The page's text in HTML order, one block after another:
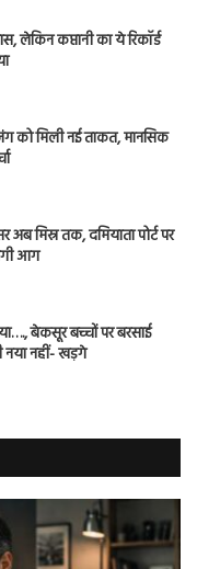
लेकिन कप्तानी का ये रिकॉर्ड
को मिली नई ताकत, मानसिक
अब मिस्र तक, दमियाता पोर्ट पर
आग
बेकसूर बच्चों पर बरसाई
नया नहीं- खड़गे